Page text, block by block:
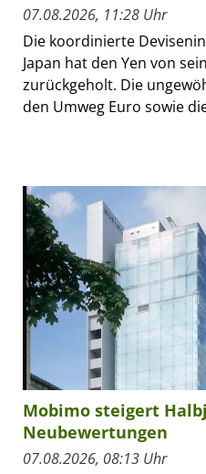
07.08.2026, 11:28 Uhr
Die koordinierte
Japan hat den Yen von
zurückgeholt. Die
den Umweg Euro sowie
Mobimo steigert
Neubewertungen
07.08.2026, 08:13 Uhr